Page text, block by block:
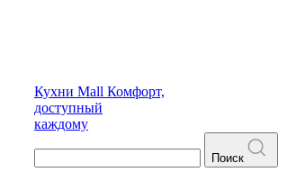
Кухни Mall Комфорт,
доступный
каждому
Поиск